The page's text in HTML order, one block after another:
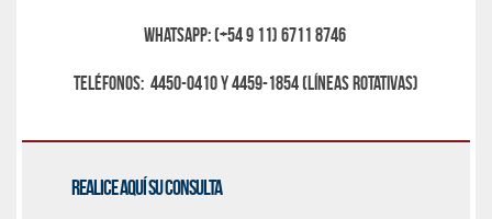
Whatsapp: (+54 9 11) 6711 8746
Teléfonos: 4450-0410 y 4459-1854 (líneas rotativas)
Realice aquí su consulta